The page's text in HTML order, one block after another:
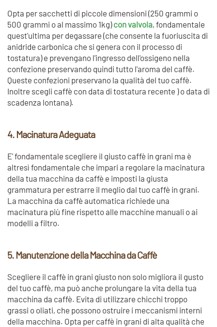
Opta per sacchetti di piccole dimensioni (250 grammi o
500 grammi o al massimo 1kg)con valvola, fondamentale
quest'ultima per degassare (che consente la fuoriuscita di
anidride carbonica che si genera con il processo di
tostatura) e prevengano l'ingresso dell'ossigeno nella
confezione preservando quindi tutto l'aroma del caffè.
Queste confezioni preservano la qualità del tuo caffè.
Inoltre scegli caffè con data di tostatura recente ) o data di
scadenza lontana).
4. Macinatura Adeguata
E' fondamentale scegliere il giusto caffè in grani ma è
altresì fondamentale che impari a regolare la macinatura
della tua macchina da caffè e imposti la giusta
grammatura per estrarre il meglio dal tuo caffè in grani.
La macchina da caffè automatica richiede una
macinatura più fine rispetto alle macchine manuali o ai
modelli a filtro.
5. Manutenzione della Macchina da Caffè
Scegliere il caffè in grani giusto non solo migliora il gusto
del tuo caffè, ma può anche prolungare la vita della tua
macchina da caffè. Evita di utilizzare chicchi troppo
grassi o oliati, che possono ostruire i meccanismi interni
della macchina. Opta per caffè in grani di alta qualità che